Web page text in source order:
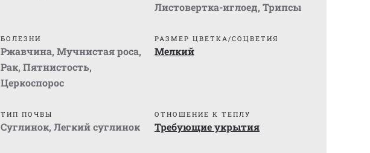
Листовертка-иглоед, Трипсы
БОЛЕЗНИ
Ржавчина, Мучнистая роса,
Рак, Пятнистость,
Церкоспорос
РАЗМЕР ЦВЕТКА/СОЦВЕТИЯ
Мелкий
ТИП ПОЧВЫ
Суглинок, Легкий суглинок
ОТНОШЕНИЕ К ТЕПЛУ
Требующие укрытия